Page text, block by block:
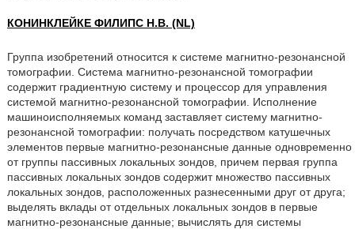
КОНИНКЛЕЙКЕ ФИЛИПС Н.В. (NL)
Группа изобретений относится к системе магнитно-резонансной
томографии. Система магнитно-резонансной томографии
содержит градиентную систему и процессор для управления
системой магнитно-резонансной томографии. Исполнение
машиноисполняемых команд заставляет систему магнитно-
резонансной томографии: получать посредством катушечных
элементов первые магнитно-резонансные данные одновременно
от группы пассивных локальных зондов, причем первая группа
пассивных локальных зондов содержит множество пассивных
локальных зондов, расположенных разнесенными друг от друга;
выделять вклады от отдельных локальных зондов в первые
магнитно-резонансные данные; вычислять для системы